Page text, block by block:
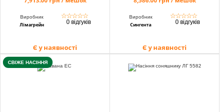
Виробник
Лімагрейн
☆☆☆☆☆
0 відгуків
Є у наявності
Виробник
Сингента
☆☆☆☆☆
0 відгуків
Є у наявності
СВІЖЕ НАСІННЯ